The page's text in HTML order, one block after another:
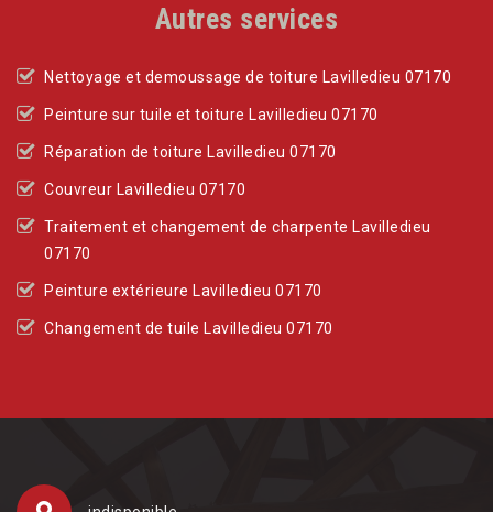
Autres services
Nettoyage et demoussage de toiture Lavilledieu 07170
Peinture sur tuile et toiture Lavilledieu 07170
Réparation de toiture Lavilledieu 07170
Couvreur Lavilledieu 07170
Traitement et changement de charpente Lavilledieu
07170
Peinture extérieure Lavilledieu 07170
Changement de tuile Lavilledieu 07170